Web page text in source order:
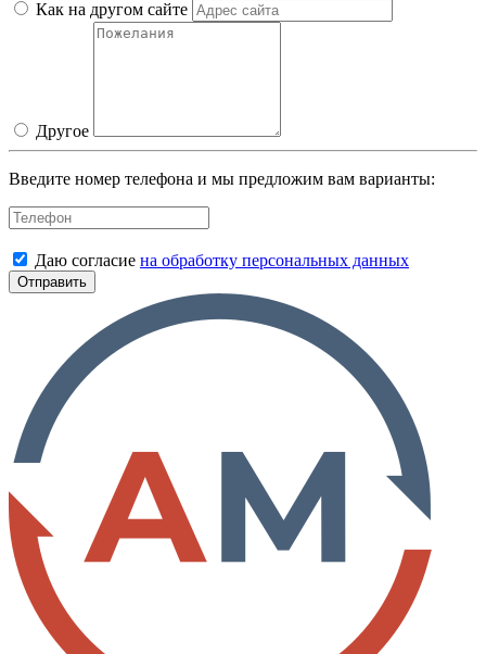
Как на другом сайте
Другое
Введите номер телефона и мы предложим вам варианты:
Даю согласие на обработку персональных данных
Отправить